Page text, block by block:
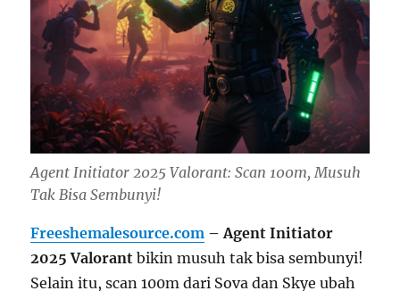
Agent Initiator 2025 Valorant: Scan 100m, Musuh
Tak Bisa Sembunyi!
Freeshemalesource.com – Agent Initiator
2025 Valorant bikin musuh tak bisa sembunyi!
Selain itu, scan 100m dari Sova dan Skye ubah